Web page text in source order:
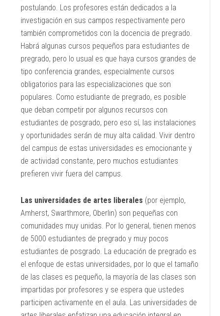
postulando. Los profesores están dedicados a la
investigación en sus campos respectivamente pero
también comprometidos con la docencia de pregrado.
Habrá algunas cursos pequeños para estudiantes de
pregrado, pero lo usual es que haya cursos grandes de
tipo conferencia grandes, especialmente cursos
obligatorios para las especializaciones que son
populares. Como estudiante de pregrado, es posible
que deban competir por algunos recursos con
estudiantes de posgrado, pero eso sí, las instalaciones
y oportunidades serán de muy alta calidad. Vivir dentro
del campus de estas universidades es emocionante y
de actividad constante, pero muchos estudiantes
prefieren vivir fuera del campus.
Las universidades de artes liberales (por ejemplo,
Amherst, Swarthmore, Oberlin) son pequeñas con
comunidades muy unidas. Por lo general, tienen menos
de 5000 estudiantes de pregrado y muy pocos
estudiantes de posgrado. La educación de pregrado es
el enfoque de estas universidades, por lo que el tamaño
de las clases es pequeño, la mayoría de las clases son
impartidas por profesores y se espera que ustedes
participen activamente en el aula. Las universidades de